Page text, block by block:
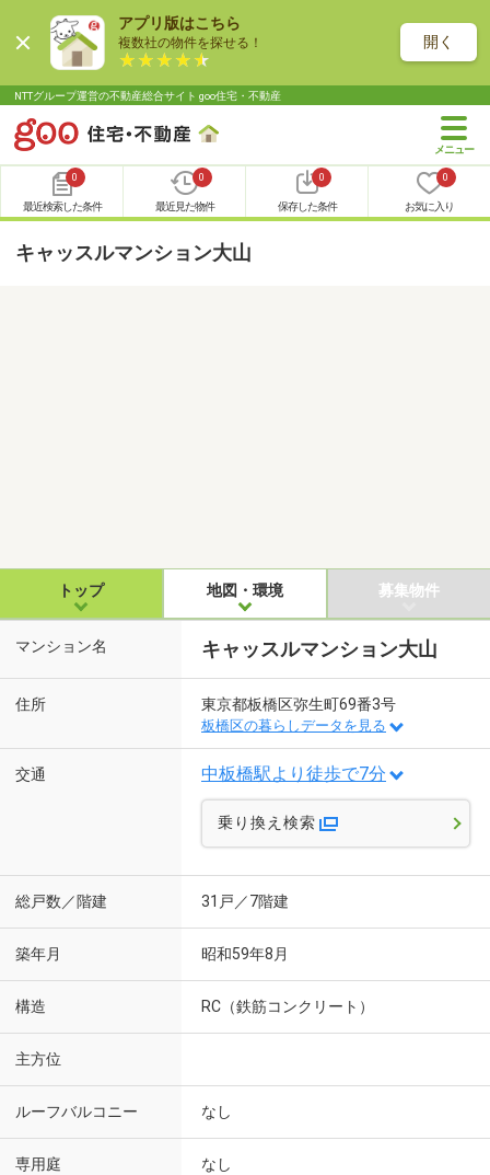
アプリ版はこちら
複数社の物件を探せる！ 開く
NTTグループ運営の不動産総合サイト goo住宅・不動産
0
最近検索した条件
0
最近見た物件
0
保存した条件
0
お気に入り
キャッスルマンション大山
トップ 地図・環境 募集物件
マンション名 キャッスルマンション大山
住所 東京都板橋区弥生町69番3号
板橋区の暮らしデータを見る
交通 中板橋駅より徒歩で7分
乗り換え検索
総戸数／階建 31戸／7階建
築年月 昭和59年8月
構造 RC（鉄筋コンクリート）
主方位
ルーフバルコニー なし
専用庭 なし